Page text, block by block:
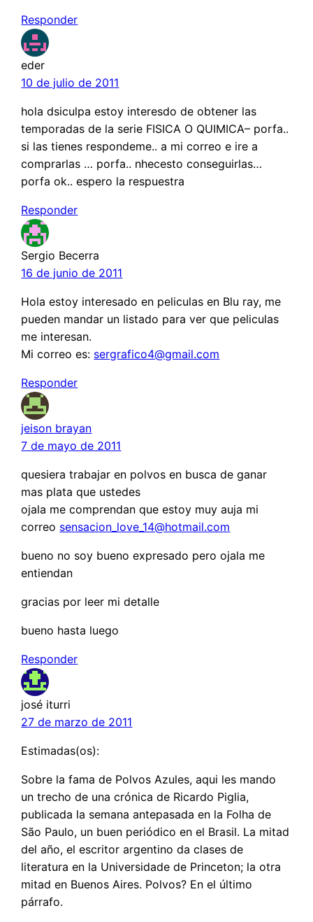
Responder
eder
10 de julio de 2011
hola dsiculpa estoy interesdo de obtener las
temporadas de la serie FISICA O QUIMICA– porfa..
si las tienes respondeme.. a mi correo e ire a
comprarlas … porfa.. nhecesto conseguirlas…
porfa ok.. espero la respuestra
Responder
Sergio Becerra
16 de junio de 2011
Hola estoy interesado en peliculas en Blu ray, me
pueden mandar un listado para ver que peliculas
me interesan.
Mi correo es: sergrafico4@gmail.com
Responder
jeison brayan
7 de mayo de 2011
quesiera trabajar en polvos en busca de ganar
mas plata que ustedes
ojala me comprendan que estoy muy auja mi
correo sensacion_love_14@hotmail.com
bueno no soy bueno expresado pero ojala me
entiendan
gracias por leer mi detalle
bueno hasta luego
Responder
josé iturri
27 de marzo de 2011
Estimadas(os):
Sobre la fama de Polvos Azules, aqui les mando
un trecho de una crónica de Ricardo Piglia,
publicada la semana antepasada en la Folha de
São Paulo, un buen periódico en el Brasil. La mitad
del año, el escritor argentino da clases de
literatura en la Universidade de Princeton; la otra
mitad en Buenos Aires. Polvos? En el último
párrafo.